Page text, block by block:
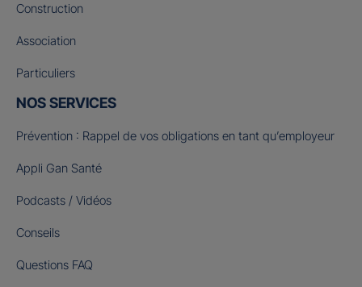
Construction
Association
Particuliers
NOS SERVICES
Prévention : Rappel de vos obligations en tant qu’employeur
Appli Gan Santé
Podcasts / Vidéos
Conseils
Questions FAQ